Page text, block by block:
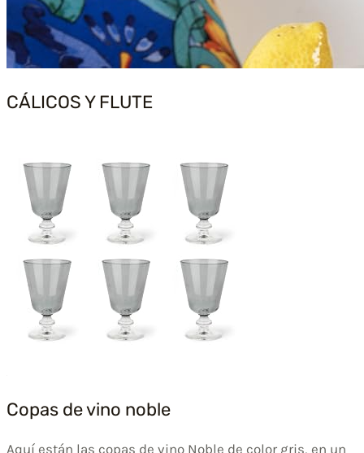
CÁLICOS Y FLUTE
Copas de vino noble
Aquí están las copas de vino Noble de color gris, en un